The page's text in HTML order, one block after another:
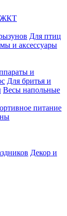
ЖКТ
Для птиц
и аксессуары
и
Для бритья и
Весы напольные
питание
Декор и